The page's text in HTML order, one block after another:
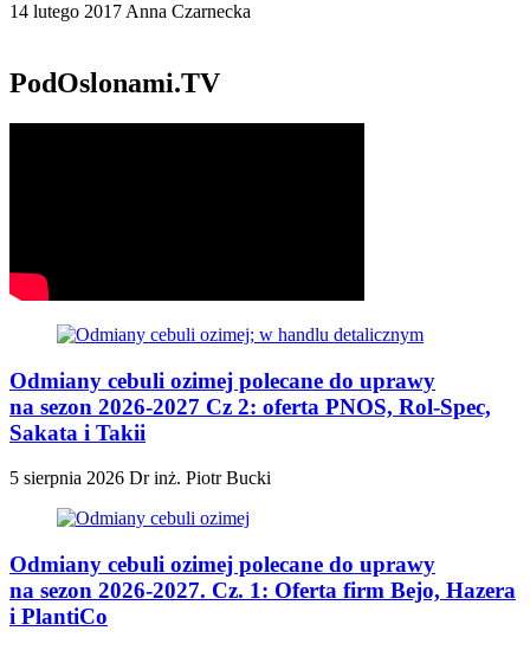
14 lutego 2017 Anna Czarnecka
PodOslonami.TV
Odmiany cebuli ozimej polecane do uprawy
na sezon 2026-2027 Cz 2: oferta PNOS, Rol-Spec,
Sakata i Takii
5 sierpnia 2026 Dr inż. Piotr Bucki
Odmiany cebuli ozimej polecane do uprawy
na sezon 2026-2027. Cz. 1: Oferta firm Bejo, Hazera
i PlantiCo